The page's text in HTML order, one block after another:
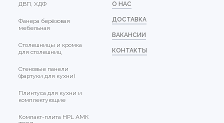
ДВП, ХДФ
Фанера берёзовая
мебельная
Столешницы и кромка
для столешниц
Стеновые панели
(фартуки для кухни)
Плинтуса для кухни и
комплектующие
Компакт-плита HPL АМК
О НАС
ДОСТАВКА
ВАКАНСИИ
КОНТАКТЫ